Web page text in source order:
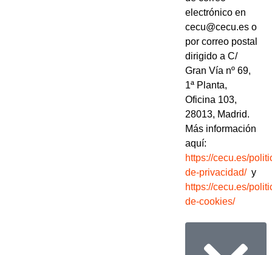
electrónico en
cecu@cecu.es o
por correo postal
dirigido a C/
Gran Vía nº 69,
1ª Planta,
Oficina 103,
28013, Madrid.
Más información
aquí:
https://cecu.es/
de-privacidad/y
https://cecu.es/
de-cookies/